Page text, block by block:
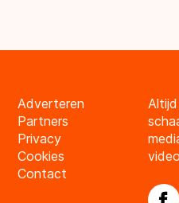
Adverteren
Partners
Privacy
Cookies
Contact